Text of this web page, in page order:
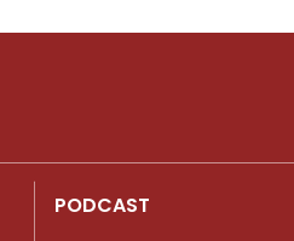
PODCAST